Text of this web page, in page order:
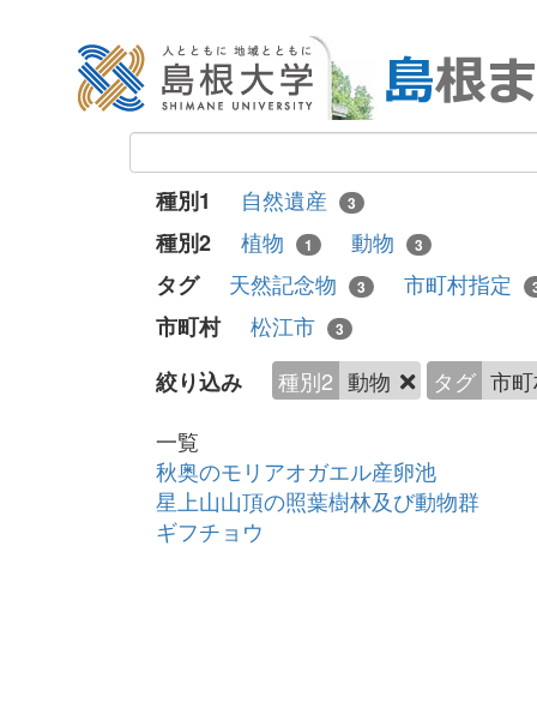
種別1 自然遺産 3
種別2 植物 1 動物 3
タグ 天然記念物 3 市町村指定
市町村 松江市 3
絞り込み 種別2 動物 タグ 市
一覧
秋奥のモリアオガエル産卵池
星上山山頂の照葉樹林及び動物群
ギフチョウ